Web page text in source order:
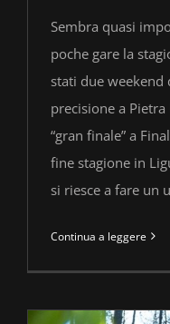
Sembra quasi
poche gare la
stati due weekend
precisione a
“gran finale” a
fine stagione in
si riesce a fare un
Continua a leggere